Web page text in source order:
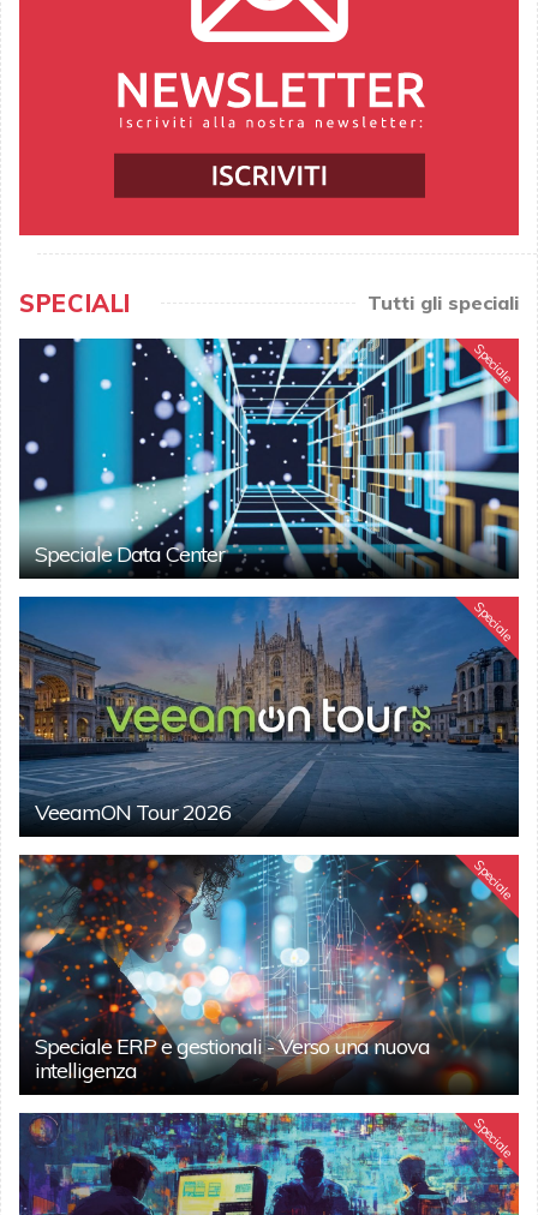
SPECIALI Tutti gli speciali
Speciale
Speciale Data Center
Speciale
VeeamON Tour 2026
Speciale
Speciale ERP e gestionali - Verso una nuova
intelligenza
Speciale